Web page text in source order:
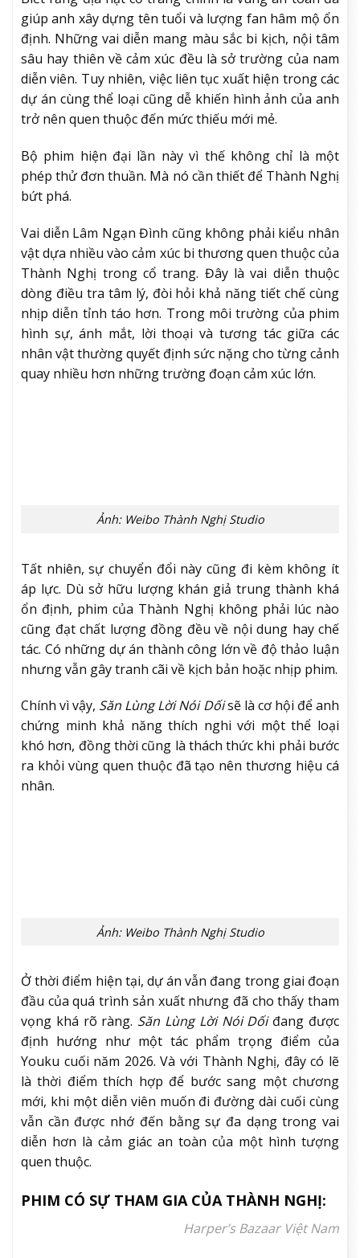
diễn viên gần như đóng khung hình tượng trong
Biết rằng địa hạt cổ trang chính là vùng an toàn đã
giúp anh xây dựng tên tuổi và lượng fan hâm mộ ổn
định. Những vai diễn mang màu sắc bi kịch, nội tâm
sâu hay thiên về cảm xúc đều là sở trường của nam
diễn viên. Tuy nhiên, việc liên tục xuất hiện trong các
trở nên quen thuộc đến mức thiếu mới mẻ.
Bộ phim hiện đại lần này vì thế không chỉ là một
phép thử đơn thuần. Mà nó cần thiết để Thành Nghị
bứt phá.
nhân vật thường quyết định sức nặng cho từng cảnh
Ảnh: Weibo Thành Nghị Studio
Tất nhiên, sự chuyển đổi này cũng đi kèm không ít
áp lực. Dù sở hữu lượng khán giả trung thành khá
ổn định, phim của Thành Nghị không phải lúc nào
cũng đạt chất lượng đồng đều về nội dung hay chế
tác. Có những dự án thành công lớn về độ thảo luận